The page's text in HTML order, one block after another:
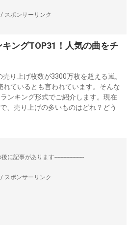
スポンサーリンク
ングTOP31！人気の曲をチ
り上げ枚数が3300万枚を超える嵐。
れているとも言われています。そんな
ンキング形式でご紹介します。現在
、売り上げの多いものはどれ？どう
後に記事があります--------------------
スポンサーリンク